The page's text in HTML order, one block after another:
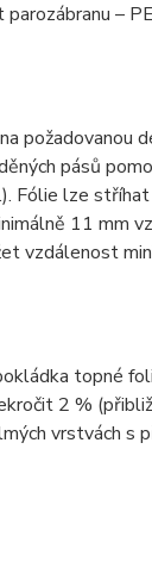
–
požadovanou
pásů
Fólie lze
11 mm
vzdálenost
2 %
vrstvách s